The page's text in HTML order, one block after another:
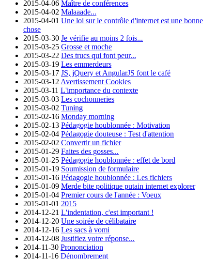
2015-04-06 Maître de conférences
2015-04-02 Malaaade...
2015-04-01 Une loi sur le contrôle d'internet est une bonne
chose
2015-03-30 Je vérifie au moins 2 fois...
2015-03-25 Grosse et moche
2015-03-22 Des trucs qui font peur...
2015-03-19 Les emmerdeurs
2015-03-17 JS, jQuery et AngularJS font le café
2015-03-12 Avertissement Cookies
2015-03-11 L'importance du contexte
2015-03-03 Les cochonneries
2015-03-02 Tuning
2015-02-16 Monday morning
2015-02-13 Pédagogie houblonnée : Motivation
2015-02-04 Pédagogie douteuse : Test d'attention
2015-02-02 Convertir un fichier
2015-01-29 Faites des gosses...
2015-01-25 Pédagogie houblonnée : effet de bord
2015-01-19 Soumission de formulaire
2015-01-16 Pédagogie houblonnée : Les fichiers
2015-01-09 Merde bite politique putain internet explorer
2015-01-04 Premier cours de l'année : Voeux
2015-01-01 2015
2014-12-21 L'indentation, c'est important !
2014-12-20 Une soirée de célibataire
2014-12-16 Les sacs à vomi
2014-12-08 Justifiez votre réponse...
2014-11-30 Prononciation
2014-11-16 Dénombrement